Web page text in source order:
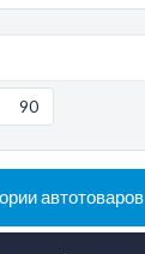
90
автотоваров